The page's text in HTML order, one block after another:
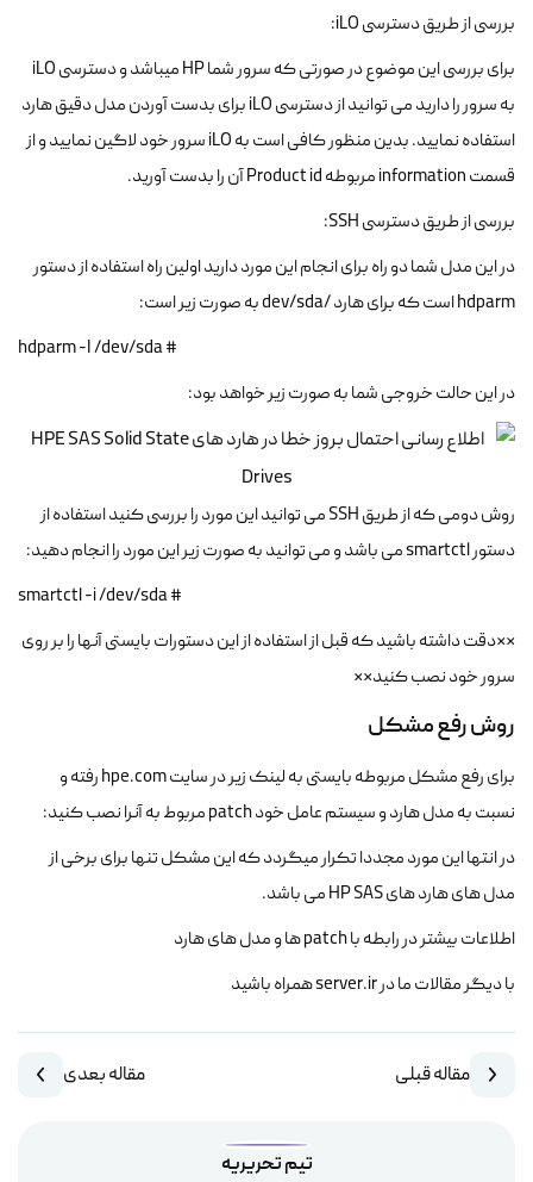
بررسی از طریق دسترسی iLO:
برای بررسی این موضوع در صورتی که سرور شما HP میباشد و دسترسی iLO
به سرور را دارید می توانید از دسترسی iLO برای بدست آوردن مدل دقیق هارد
استفاده نمایید. بدین منظور کافی است به iLO سرور خود لاگین نمایید و از
قسمت information مربوطه Product id آن را بدست آورید.
بررسی از طریق دسترسی SSH:
در این مدل شما دو راه برای انجام این مورد دارید اولین راه استفاده از دستور
hdparm است که برای هارد /dev/sda به صورت زیر است:
# hdparm -I /dev/sda
در این حالت خروجی شما به صورت زیر خواهد بود:
روش دومی که از طریق SSH می توانید این مورد را بررسی کنید استفاده از
دستور smartctl می باشد و می توانید به صورت زیر این مورد را انجام دهید:
# smartctl -i /dev/sda
**دقت داشته باشید که قبل از استفاده از این دستورات بایستی آنها را بر روی
سرور خود نصب کنید**
روش رفع مشکل
برای رفع مشکل مربوطه بایستی به لینک زیر در سایت hpe.com رفته و
نسبت به مدل هارد و سیستم عامل خود patch مربوط به آنرا نصب کنید:
در انتها این مورد مجددا تکرار میگردد که این مشکل تنها برای برخی از
مدل های هارد های HP SAS می باشد.
اطلاعات بیشتر در رابطه با patch ها و مدل های هارد
با دیگر مقالات ما در server.ir همراه باشید
مقاله قبلی مقاله بعدی
تیم تحریریه